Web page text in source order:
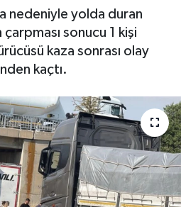
nedeniyle yolda duran
çarpması sonucu 1 kişi
kaza sonrası olay
kaçtı.